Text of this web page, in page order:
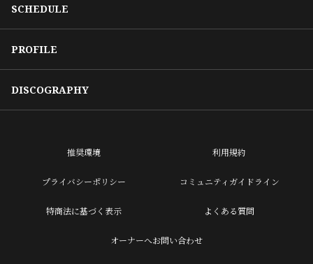
SCHEDULE
PROFILE
DISCOGRAPHY
推奨環境 利用規約
プライバシーポリシー コミュニティガイドライン
特商法に基づく表示 よくある質問
オーナーへお問い合わせ